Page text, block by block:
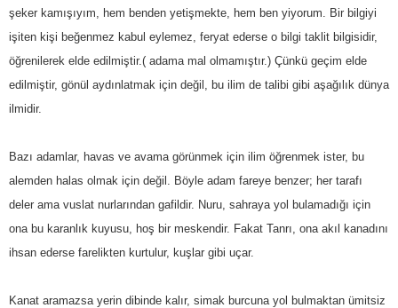
şeker kamışıyım, hem benden yetişmekte, hem ben yiyorum. Bir bilgiyi
işiten kişi beğenmez kabul eylemez, feryat ederse o bilgi taklit bilgisidir,
öğrenilerek elde edilmiştir.( adama mal olmamıştır.) Çünkü geçim elde
edilmiştir, gönül aydınlatmak için değil, bu ilim de talibi gibi aşağılık dünya
ilmidir.
Bazı adamlar, havas ve avama görünmek için ilim öğrenmek ister, bu
alemden halas olmak için değil. Böyle adam fareye benzer; her tarafı
deler ama vuslat nurlarından gafildir. Nuru, sahraya yol bulamadığı için
ona bu karanlık kuyusu, hoş bir meskendir. Fakat Tanrı, ona akıl kanadını
ihsan ederse farelikten kurtulur, kuşlar gibi uçar.
Kanat aramazsa yerin dibinde kalır, simak burcuna yol bulmaktan ümitsiz